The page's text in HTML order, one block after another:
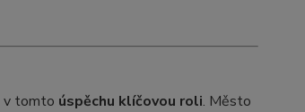
v tomto úspěchu klíčovou roli. Město